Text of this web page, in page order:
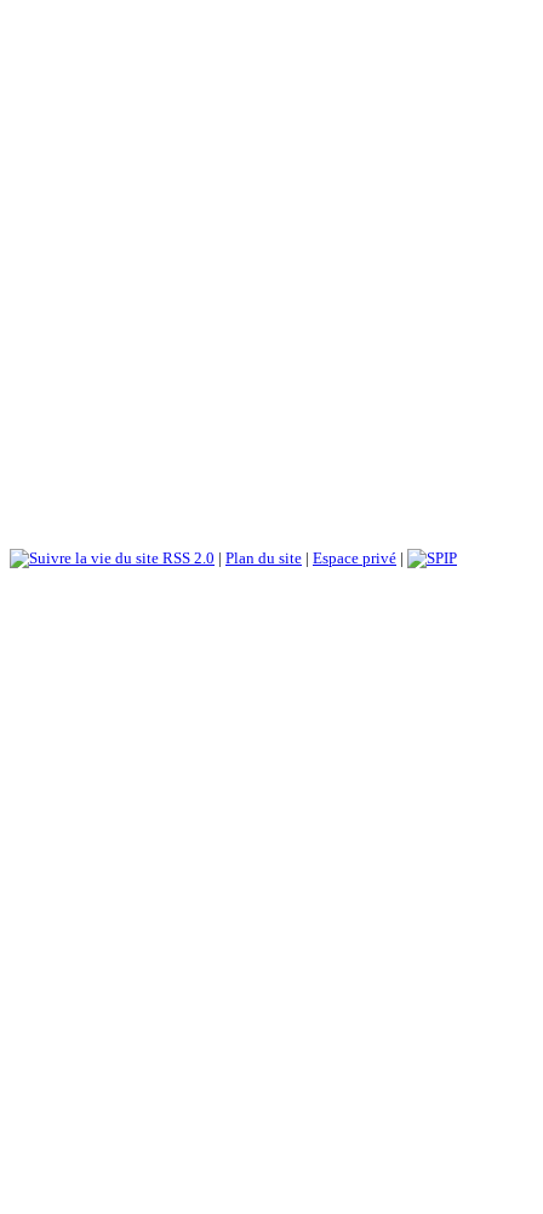
RSS 2.0 | Plan du site | Espace privé |